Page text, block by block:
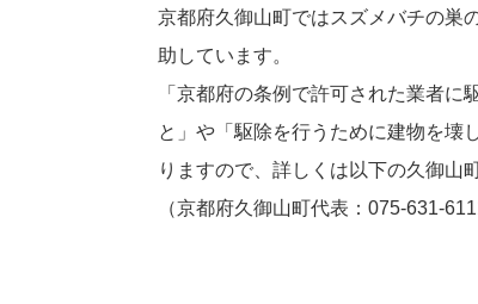
京都府久御山町ではスズメバチの巣
助しています。
「京都府の条例で許可された業者
と」や「駆除を行うために建物を壊
りますので、詳しくは以下の久御山
（京都府久御山町代表：075-631-